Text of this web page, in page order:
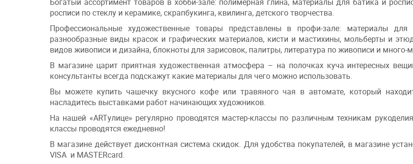
росписи по стеклу и керамике, скрапбукинга, квилинга, детского творчества.
Профессиональные художественные товары представлены в профи-зале: материалы
разнообразные виды красок и графических материалов, кисти и мастихины, мольберты и
видов живописи и дизайна, блокноты для зарисовок, палитры, литература по живописи и много-
В магазине царит приятная художественная атмосфера – на полочках куча интересных
консультанты всегда подскажут какие материалы для чего можно использовать.
Вы можете купить чашечку вкусного кофе или травяного чая в автомате, который
насладитесь выставками работ начинающих художников.
На нашей «ARTулице» регулярно проводятся мастер-классы по различным техникам
классы проводятся ежедневно!
В магазине действует дисконтная система скидок. Для удобства покупателей, в магазине
VISA и MASTERcard.